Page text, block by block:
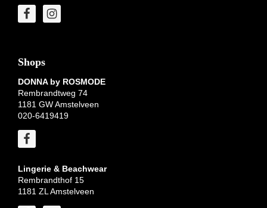
Shops
DONNA by ROSMODE
Rembrandtweg 74
1181 GW Amstelveen
020-6419419
Lingerie & Beachwear
Rembrandthof 15
1181 ZL Amstelveen